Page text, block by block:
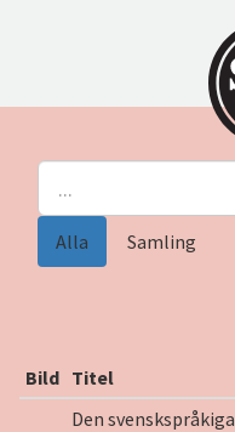
Alla Samling
Bild Titel
Den svenskspråkiga